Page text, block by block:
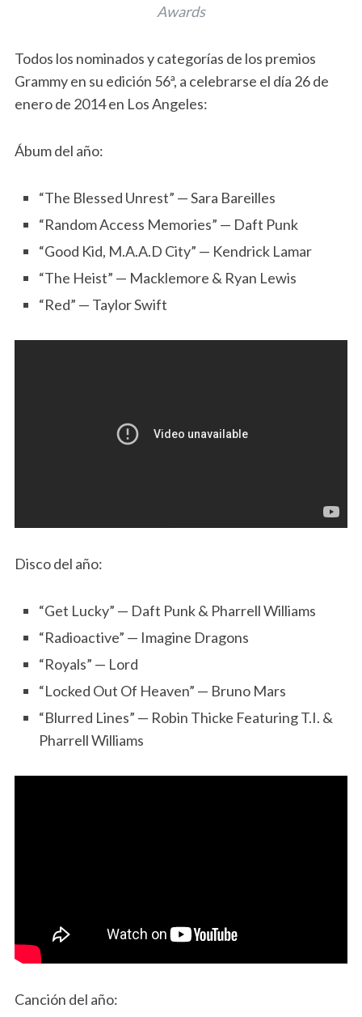
Awards
Todos los nominados y categorías de los premios
Grammy en su edición 56ª, a celebrarse el día 26 de
enero de 2014 en Los Angeles:
Ábum del año:
“The Blessed Unrest” — Sara Bareilles
“Random Access Memories” — Daft Punk
“Good Kid, M.A.A.D City” — Kendrick Lamar
“The Heist” — Macklemore & Ryan Lewis
“Red” — Taylor Swift
Disco del año:
“Get Lucky” — Daft Punk & Pharrell Williams
“Radioactive” — Imagine Dragons
“Royals” — Lord
“Locked Out Of Heaven” — Bruno Mars
“Blurred Lines” — Robin Thicke Featuring T.I. &
Pharrell Williams
Canción del año: